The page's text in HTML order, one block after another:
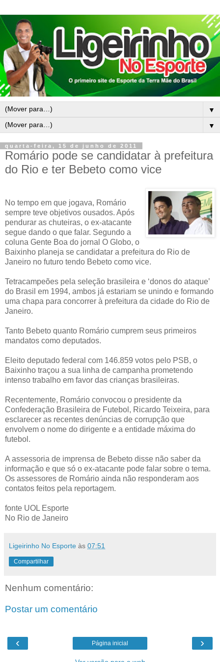
▼
▼
quarta-feira, 15 de junho de 2011
Romário pode se candidatar à prefeitura
do Rio e ter Bebeto como vice
No tempo em que jogava, Romário
sempre teve objetivos ousados. Após
pendurar as chuteiras, o ex-atacante
segue dando o que falar. Segundo a
coluna Gente Boa do jornal O Globo, o
Baixinho planeja se candidatar a prefeitura do Rio de
Janeiro no futuro tendo Bebeto como vice.
Tetracampeões pela seleção brasileira e ‘donos do ataque’
do Brasil em 1994, ambos já estariam se unindo e formando
uma chapa para concorrer à prefeitura da cidade do Rio de
Janeiro.
Tanto Bebeto quanto Romário cumprem seus primeiros
mandatos como deputados.
Eleito deputado federal com 146.859 votos pelo PSB, o
Baixinho traçou a sua linha de campanha prometendo
intenso trabalho em favor das crianças brasileiras.
Recentemente, Romário convocou o presidente da
Confederação Brasileira de Futebol, Ricardo Teixeira, para
esclarecer as recentes denúncias de corrupção que
envolvem o nome do dirigente e a entidade máxima do
futebol.
A assessoria de imprensa de Bebeto disse não saber da
informação e que só o ex-atacante pode falar sobre o tema.
Os assessores de Romário ainda não responderam aos
contatos feitos pela reportagem.
fonte UOL Esporte
No Rio de Janeiro
Ligeirinho No Esporte às 07:51
Compartilhar
Nenhum comentário:
Postar um comentário
‹ ›
Página inicial